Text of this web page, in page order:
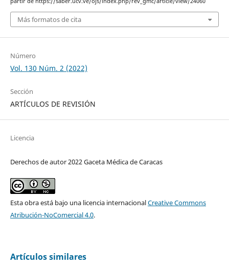
Más formatos de cita
Número
Vol. 130 Núm. 2 (2022)
Sección
ARTÍCULOS DE REVISIÓN
Licencia
Derechos de autor 2022 Gaceta Médica de Caracas
Esta obra está bajo una licencia internacionalCreative Commons
Atribución-NoComercial 4.0.
Artículos similares